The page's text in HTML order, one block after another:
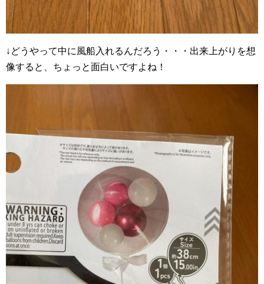
↓どうやって中に風船入れるんだろう・・・出来上がりを想
像すると、ちょっと面白いですよね！